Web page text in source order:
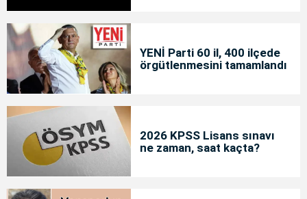
YENİ Parti 60 il, 400 ilçede
örgütlenmesini tamamlandı
2026 KPSS Lisans sınavı
ne zaman, saat kaçta?